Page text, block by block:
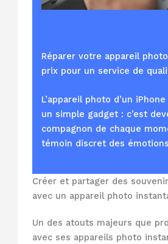
Réparer votre appareil
prix pour un service de
L’appareil photo d’un
un simple gadget : c’est
compagnon de chaque
témoin discret des
Créer et partager des
avec un appareil photo
Un des atouts majeurs que
avec ses appareils photo